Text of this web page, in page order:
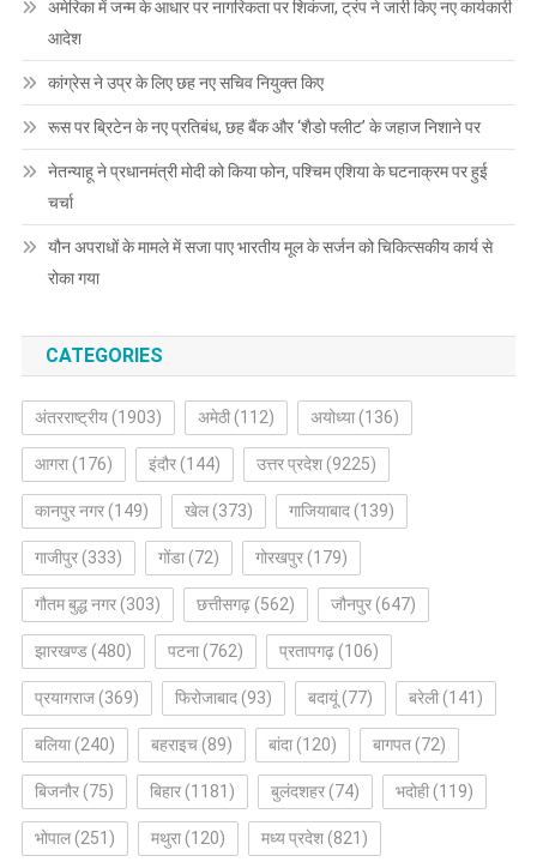
अमेरिका में जन्म के आधार पर नागरिकता पर शिकंजा, ट्रंप ने जारी किए नए कार्यकारी
आदेश
कांग्रेस ने उप्र के लिए छह नए सचिव नियुक्त किए
रूस पर ब्रिटेन के नए प्रतिबंध, छह बैंक और ‘शैडो फ्लीट’ के जहाज निशाने पर
नेतन्याहू ने प्रधानमंत्री मोदी को किया फोन, पश्चिम एशिया के घटनाक्रम पर हुई
चर्चा
यौन अपराधों के मामले में सजा पाए भारतीय मूल के सर्जन को चिकित्सकीय कार्य से
रोका गया
CATEGORIES
अंतरराष्ट्रीय(1903) अमेठी(112) अयोध्या(136)
आगरा(176) इंदौर(144) उत्तर प्रदेश(9225)
कानपुर नगर(149) खेल(373) गाजियाबाद(139)
गाजीपुर(333) गोंडा(72) गोरखपुर(179)
गौतम बुद्ध नगर(303) छत्तीसगढ़(562) जौनपुर(647)
झारखण्ड(480) पटना(762) प्रतापगढ़(106)
प्रयागराज(369) फिरोजाबाद(93) बदायूं(77) बरेली(141)
बलिया(240) बहराइच(89) बांदा(120) बागपत(72)
बिजनौर(75) बिहार(1181) बुलंदशहर(74) भदोही(119)
भोपाल(251) मथुरा(120) मध्य प्रदेश(821)